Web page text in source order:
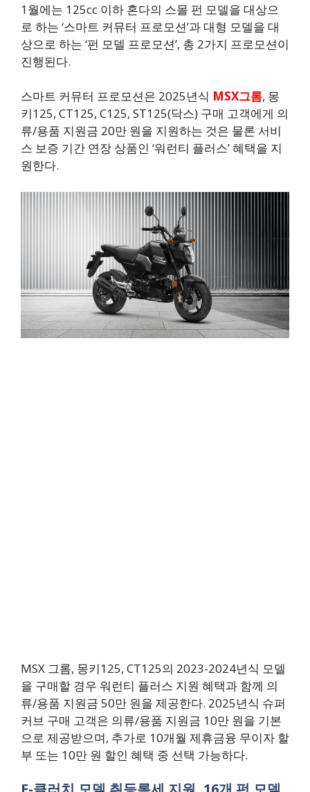
1월에는 125cc 이하 혼다의 스몰 펀 모델을 대상으
로 하는 ‘스마트 커뮤터 프로모션’과 대형 모델을 대
상으로 하는 ‘펀 모델 프로모션’, 총 2가지 프로모션이
진행된다.
스마트 커뮤터 프로모션은 2025년식 MSX그롬, 몽
키125, CT125, C125, ST125(닥스) 구매 고객에게 의
류/용품 지원금 20만 원을 지원하는 것은 물론 서비
스 보증 기간 연장 상품인 ‘워런티 플러스’ 혜택을 지
원한다.
MSX 그롬, 몽키125, CT125의 2023-2024년식 모델
을 구매할 경우 워런티 플러스 지원 혜택과 함께 의
류/용품 지원금 50만 원을 제공한다. 2025년식 슈퍼
커브 구매 고객은 의류/용품 지원금 10만 원을 기본
으로 제공받으며, 추가로 10개월 제휴금융 무이자 할
부 또는 10만 원 할인 혜택 중 선택 가능하다.